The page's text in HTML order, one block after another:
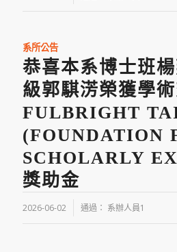
系所公告
恭喜本系博士班
級郭騏淓榮獲學
FULBRIGHT
(FOUNDATION
SCHOLARLY
獎助金
2026-06-02 通過： 系辦人員1